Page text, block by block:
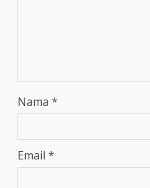
Nama *
Email *